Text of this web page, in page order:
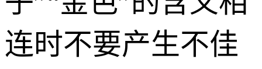
连时不要产生不佳